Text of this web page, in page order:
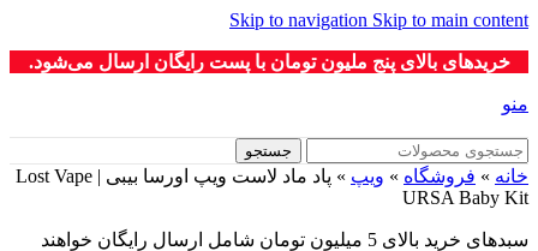
Skip to navigation Skip to main content
خریدهای بالای پنج ملیون تومان با پست رایگان ارسال می‌شود.
منو
جستجو
خانه » فروشگاه » ویپ‌ »
پاد ماد لاست ویپ اورسا بیبی | Lost Vape
URSA Baby Kit
سبدهای خرید بالای 5 میلیون تومان شامل ارسال رایگان خواهند